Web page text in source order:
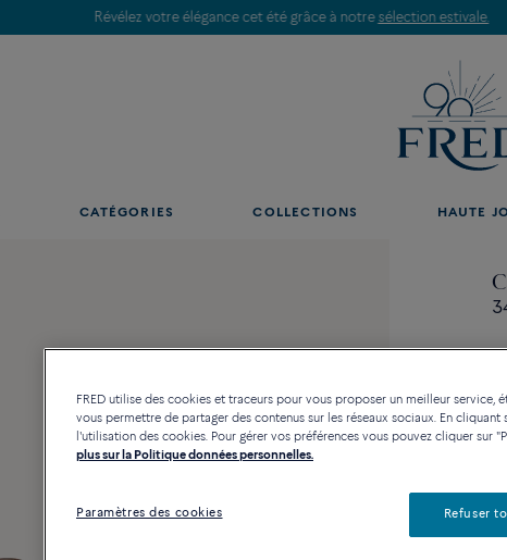
Découvrez nos créations en boutique, prenez
CATÉGORIES COLLECTIONS HAUTE
FRED utilise des cookies et traceurs pour vous proposer un meilleur service,
vous permettre de partager des contenus sur les réseaux sociaux. En
l'utilisation des cookies. Pour gérer vos préférences vous pouvez cliquer sur
plus sur la Politique données personnelles.
Paramètres des cookies Refuser